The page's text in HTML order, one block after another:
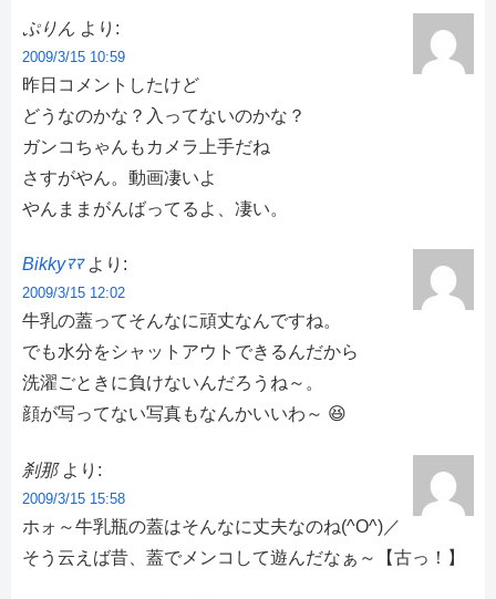
ぷりん より:
2009/3/15 10:59
昨日コメントしたけど
どうなのかな？入ってないのかな？
ガンコちゃんもカメラ上手だね
さすがやん。動画凄いよ
やんままがんばってるよ、凄い。
Bikkyﾏﾏ より:
2009/3/15 12:02
牛乳の蓋ってそんなに頑丈なんですね。
でも水分をシャットアウトできるんだから
洗濯ごときに負けないんだろうね～。
顔が写ってない写真もなんかいいわ～ 😆
刹那 より:
2009/3/15 15:58
ホォ～牛乳瓶の蓋はそんなに丈夫なのね(^O^)／
そう云えば昔、蓋でメンコして遊んだなぁ～【古っ！】